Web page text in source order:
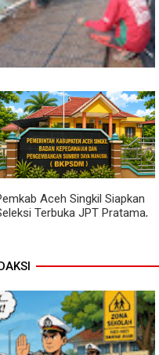
Seleksi Komcad
Bibit Jadi Harapan,
Dampingi Warga
Semangka
Aceh Singkil Siapkan
Terbuka JPT Pratama,